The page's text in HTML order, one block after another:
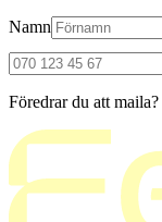
Namn
Föredrar du att maila?